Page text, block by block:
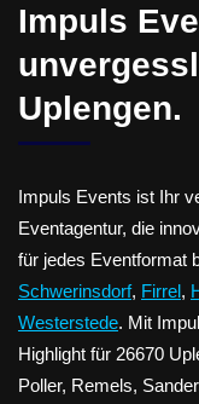
Impuls
Uplengen.
Impuls Events ist Ihr
Eventagentur, die
für jedes Eventformat
Schwerinsdorf, Firrel,
Westerstede. Mit
Highlight für 26670
Poller, Remels,